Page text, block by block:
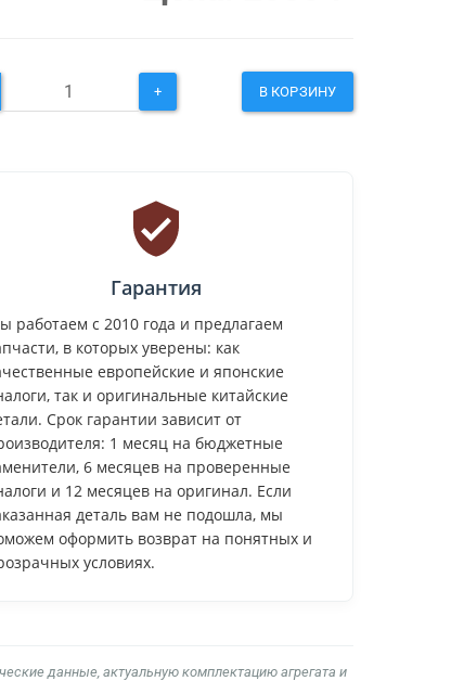
+ В КОРЗИНУ
Гарантия
работаем с 2010 года и предлагаем
в которых уверены: как
европейские и японские
так и оригинальные китайские
Срок гарантии зависит от
1 месяц на бюджетные
6 месяцев на проверенные
и 12 месяцев на оригинал. Если
деталь вам не подошла, мы
оформить возврат на понятных и
условиях.
данные, актуальную комплектацию агрегата и